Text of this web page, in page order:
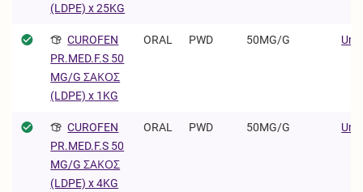
(LDPE) x 25KG
CUROFEN
PR.MED.F.S 50
MG/G ΣΑΚΟΣ
(LDPE) x 1KG
ORAL PWD 50MG/G
CUROFEN
PR.MED.F.S 50
MG/G ΣΑΚΟΣ
(LDPE) x 4KG
ORAL PWD 50MG/G